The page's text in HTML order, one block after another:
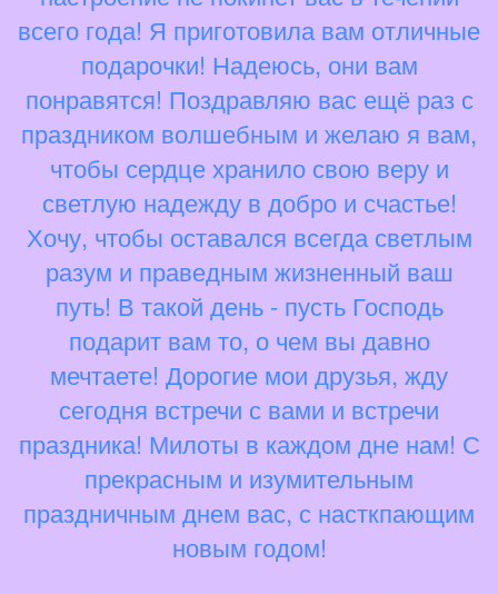
всего года! Я приготовила вам отличные
подарочки! Надеюсь, они вам
понравятся! Поздравляю вас ещё раз с
праздником волшебным и желаю я вам,
чтобы сердце хранило свою веру и
светлую надежду в добро и счастье!
Хочу, чтобы оставался всегда светлым
разум и праведным жизненный ваш
путь! В такой день - пусть Господь
подарит вам то, о чем вы давно
мечтаете! Дорогие мои друзья, жду
сегодня встречи с вами и встречи
праздника! Милоты в каждом дне нам! С
прекрасным и изумительным
праздничным днем вас, с насткпающим
новым годом!